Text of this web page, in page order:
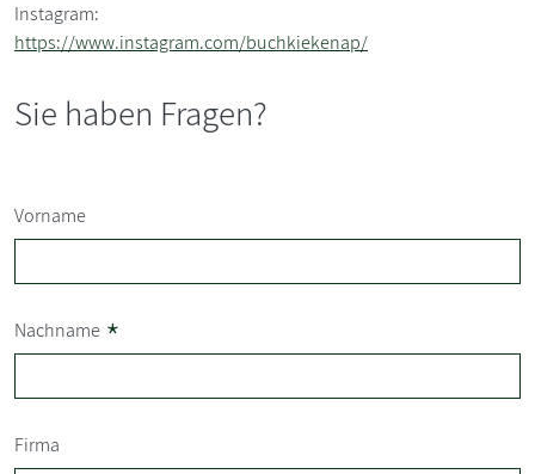
Instagram:
https://www.instagram.com/buchkiekenap/
Sie haben Fragen?
Vorname
Nachname *
Firma